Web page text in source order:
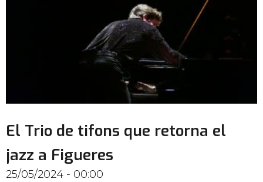
El Trio de tifons que retorna el
jazz a Figueres
25/05/2024 - 00:00